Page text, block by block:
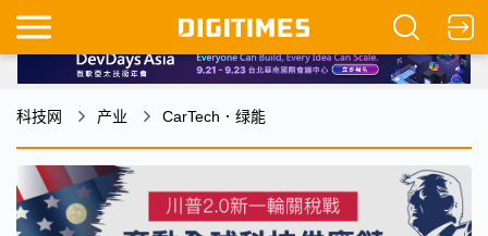
科技网 产业 CarTech．绿能